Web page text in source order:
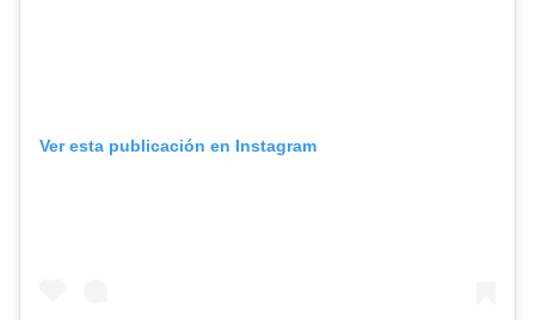
Ver esta publicación en Instagram